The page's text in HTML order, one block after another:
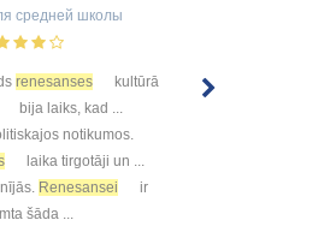
средней школы
renesanses
kultūrā
bija laiks, kad ...
notikumos.
laika tirgotāji un ...
Renesansei
ir
šāda ...